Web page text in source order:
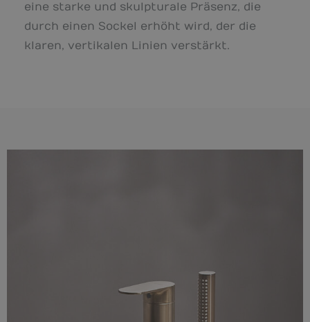
eine starke und skulpturale Präsenz, die
durch einen Sockel erhöht wird, der die
klaren, vertikalen Linien verstärkt.